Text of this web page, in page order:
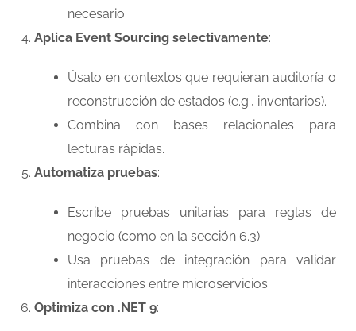
necesario.
Aplica Event Sourcing selectivamente:
Úsalo en contextos que requieran auditoría o
reconstrucción de estados (e.g., inventarios).
Combina con bases relacionales para
lecturas rápidas.
Automatiza pruebas:
Escribe pruebas unitarias para reglas de
negocio (como en la sección 6.3).
Usa pruebas de integración para validar
interacciones entre microservicios.
Optimiza con .NET 9: